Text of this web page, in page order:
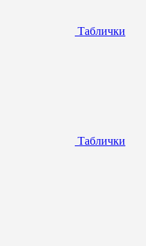
Таблички
Таблички